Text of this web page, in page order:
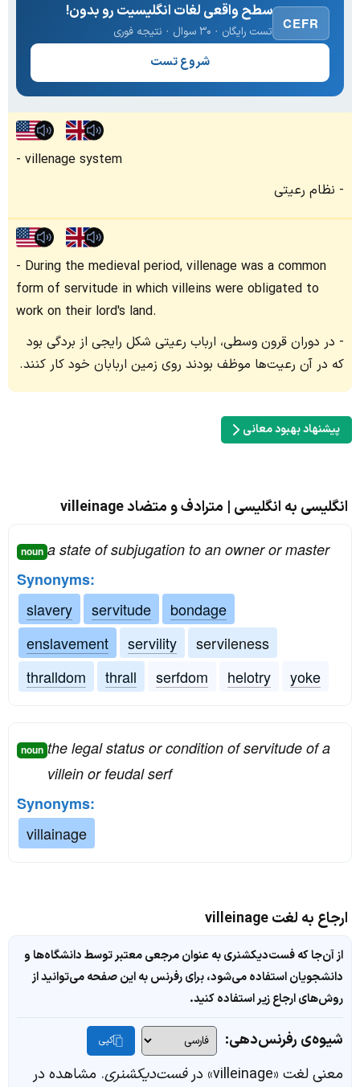
CEFR
سطح واقعی لغات انگلیسیت رو بدون!
تست رایگان · ۳۰ سوال · نتیجه فوری
شروع تست
villenage system
نظام رعیتی
During the medieval period, villenage was a common
form of servitude in which villeins were obligated to
work on their lord's land.
در دوران قرون وسطی، ارباب رعیتی شکل رایجی از بردگی بود
که در آن رعیت‌ها موظف بودند روی زمین اربابان خود کار کنند.
پیشنهاد بهبود معانی
انگلیسی به انگلیسی | مترادف و متضاد villeinage
noun a state of subjugation to an owner or master
Synonyms:
slavery
servitude
bondage
enslavement
servility
servileness
thralldom
thrall serfdom helotry yoke
noun the legal status or condition of servitude of a
villein or feudal serf
Synonyms:
villainage
ارجاع به لغت villeinage
از آن‌جا که فست‌دیکشنری به عنوان مرجعی معتبر توسط دانشگاه‌ها و
دانشجویان استفاده می‌شود، برای رفرنس به این صفحه می‌توانید از
روش‌های ارجاع زیر استفاده کنید.
شیوه‌ی رفرنس‌دهی: کپی
معنی لغت «villeinage» در فست‌دیکشنری. مشاهده در